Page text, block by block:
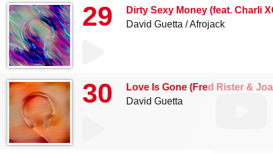
29
Dirty Sexy Money (feat. Charli
David Guetta
Afrojack
30
Love Is Gone (Fred Rister &
David Guetta